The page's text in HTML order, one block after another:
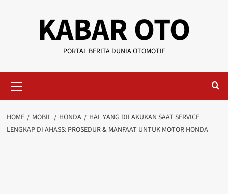
KABAR OTO
PORTAL BERITA DUNIA OTOMOTIF
HOME MOBIL HONDA
HAL YANG DILAKUKAN SAAT SERVICE
LENGKAP DI AHASS: PROSEDUR & MANFAAT UNTUK MOTOR HONDA